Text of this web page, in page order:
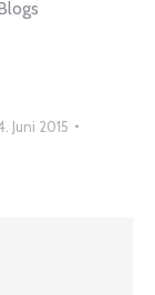
Juni 2015